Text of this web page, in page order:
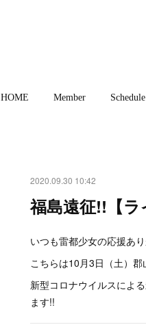
HOME Member Schedule
2020.09.30 10:42
福島遠征!!【ラ
いつも雷都少女の応援あ
こちらは10月3日（土）
新型コロナウイルスによ
ます!!